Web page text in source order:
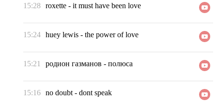
15:28 roxette - it must have been love
15:24 huey lewis - the power of love
15:21 родион газманов - полюса
15:16 no doubt - dont speak